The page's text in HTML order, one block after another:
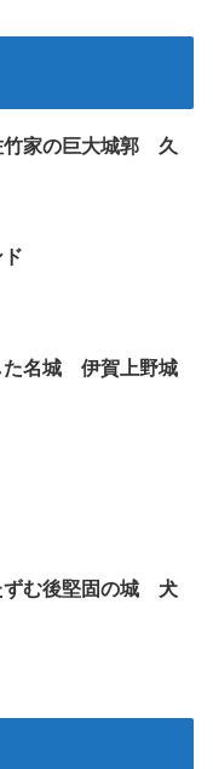
竹家の巨大城郭 久
た名城 伊賀上野城
ずむ後堅固の城 犬